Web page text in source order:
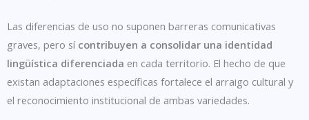
Las diferencias de uso no suponen barreras comunicativas
graves, pero sí contribuyen a consolidar una identidad
lingüística diferenciada en cada territorio. El hecho de que
existan adaptaciones específicas fortalece el arraigo cultural y
el reconocimiento institucional de ambas variedades.